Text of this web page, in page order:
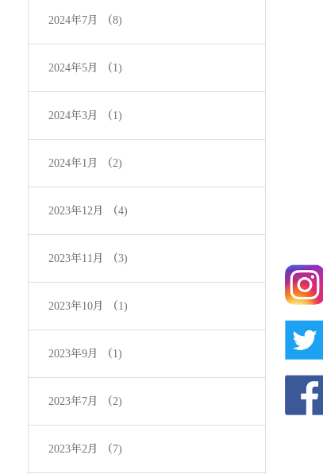
2024年7月 （8)
2024年5月 （1)
2024年3月 （1)
2024年1月 （2)
2023年12月 （4)
2023年11月 （3)
2023年10月 （1)
2023年9月 （1)
2023年7月 （2)
2023年2月 （7)